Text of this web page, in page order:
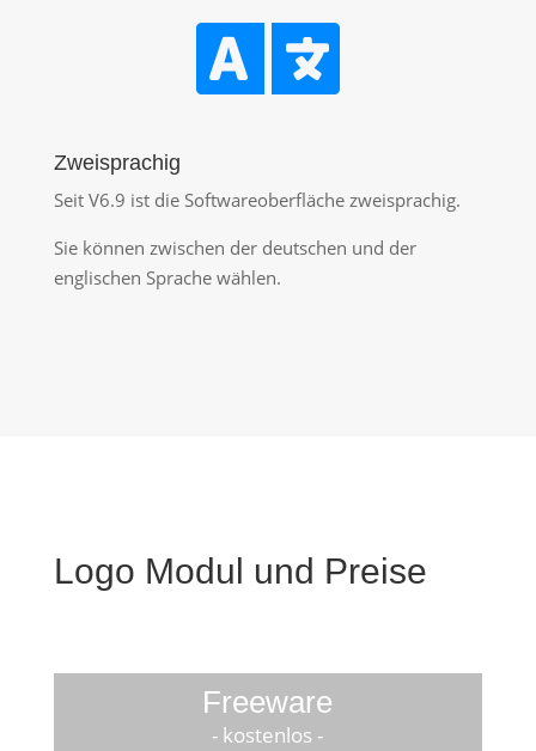

Zweisprachig
Seit V6.9 ist die Softwareoberfläche zweisprachig.
Sie können zwischen der deutschen und der
englischen Sprache wählen.
Logo Modul und Preise
Freeware
- kostenlos -